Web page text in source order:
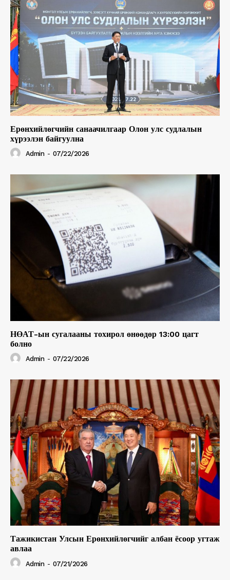
Ерөнхийлөгчийн санаачилгаар Олон улс судлалын
хүрээлэн байгуулна
Admin - 07/22/2026
НӨАТ-ын сугалааны тохирол өнөөдөр 13:00 цагт
болно
Admin - 07/22/2026
Тажикистан Улсын Ерөнхийлөгчийг албан ёсоор угтаж
авлаа
Admin - 07/21/2026